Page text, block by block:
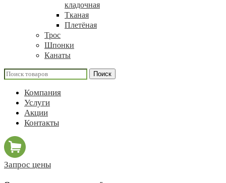
кладочная
Тканая
Плетёная
Трос
Шпонки
Канаты
Поиск
Компания
Услуги
Акции
Контакты
Запрос цены